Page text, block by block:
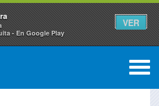
- En Google Play
VER
0